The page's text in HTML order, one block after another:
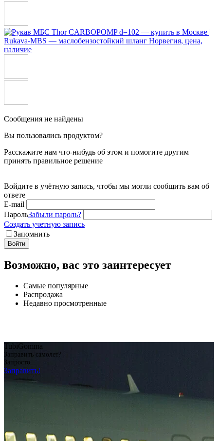
Сообщения не найдены
Вы пользовались продуктом?
Расскажите нам что-нибудь об этом и помогите другим
принять правильное решение
Войдите в учётную запись, чтобы мы могли сообщить вам об
ответе
E-mail
ПарольЗабыли пароль?
Создать учетную запись
Запомнить
Войти
Возможно, вас это заинтересует
Самые популярные
Распродажа
Недавно просмотренные
TubiGomma
Заправить самолет?
Запросто...
Заправить!